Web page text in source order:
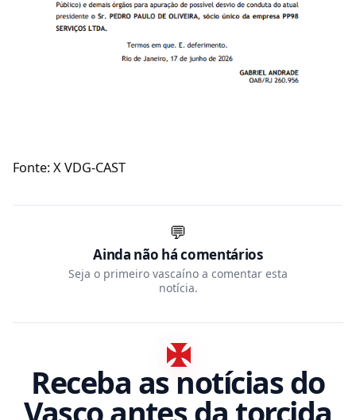
Fonte: X VDG-CAST
💬
Ainda não há comentários
Seja o primeiro vascaíno a comentar esta
notícia.
Receba as notícias do